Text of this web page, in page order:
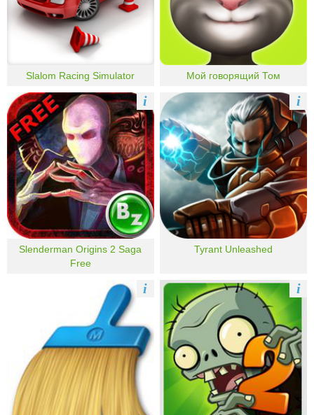
Slalom Racing Simulator Мой говорящий Том
Slenderman Origins 2 Saga
Free
i
Tyrant Unleashed
i
i i